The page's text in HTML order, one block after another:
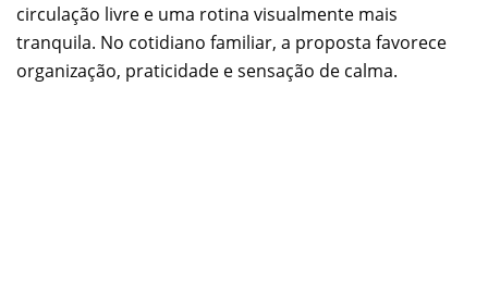
circulação livre e uma rotina visualmente mais
tranquila. No cotidiano familiar, a proposta favorece
organização, praticidade e sensação de calma.